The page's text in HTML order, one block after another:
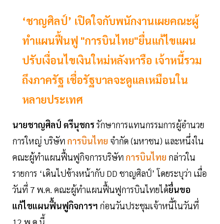
‘ชาญศิลป์’ เปิดใจกับพนักงานเผยคณะผู้
ทำแผนฟื้นฟู "การบินไทย"ยื่นแก้ไขแผน
ปรับเงื่อนไขเงินใหม่หลังหารือ เจ้าหนี้รวม
ถึงภาครัฐ เชื่อรัฐบาลจะดูแลเหมือนใน
หลายประเทศ
นายชาญศิลป์ ตรีนุชกรรักษาการแทนกรรมการผู้อำนวย
การใหญ่ บริษัท การบินไทย จำกัด (มหาชน) และหนึ่งใน
คณะผู้ทำแผนฟื้นฟูกิจการบริษัท การบินไทย กล่าวใน
รายการ ‘เดินไปข้างหน้ากับ DD ชาญศิลป์’ โดยระบุว่า เมื่อ
วันที่ 7 พ.ค. คณะผู้ทำแผนฟื้นฟูการบินไทยได้ยื่นขอ
แก้ไขแผนฟื้นฟูกิจการฯ ก่อนวันประชุมเจ้าหนี้ในวันที่